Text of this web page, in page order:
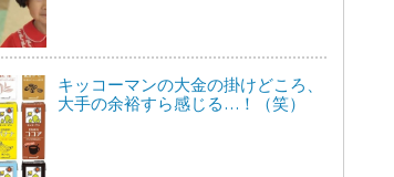
キッコーマンの大金の掛けどころ、
大手の余裕すら感じる…！（笑）